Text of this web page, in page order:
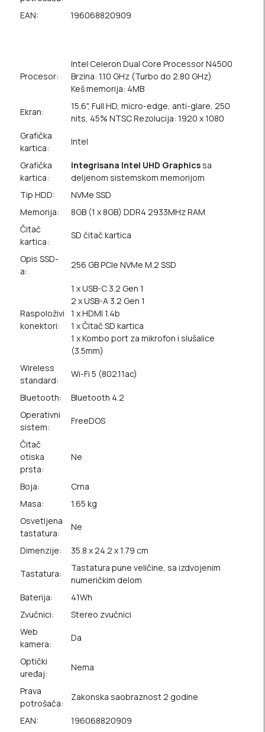
EAN:
196068820909
Procesor:
Intel Celeron Dual Core Processor N4500
Brzina: 1.10 GHz (Turbo do 2.80 GHz)
Keš memorija: 4MB
Ekran:
15.6", Full HD, micro-edge, anti-glare, 250
nits, 45% NTSC Rezolucija: 1920 x 1080
Grafička
kartica:
Intel
Grafička
kartica:
Integrisana Intel UHD Graphicssa
deljenom sistemskom memorijom
Tip HDD:
NVMe SSD
Memorija:
8GB (1 x 8GB) DDR4 2933MHz RAM
Čitač
kartica:
SD čitač kartica
Opis SSD-
a:
256 GB PCIe NVMe M.2 SSD
Raspoloživi
konektori:
1 x USB-C 3.2 Gen 1
2 x USB-A 3.2 Gen 1
1 x HDMI 1.4b
1 x Čitač SD kartica
1 x Kombo port za mikrofon i slušalice
(3.5mm)
Wireless
standard:
Wi-Fi 5 (802.11ac)
Bluetooth:
Bluetooth 4.2
Operativni
sistem:
FreeDOS
Čitač
otiska
prsta:
Ne
Boja:
Crna
Masa:
1.65 kg
Osvetljena
tastatura:
Ne
Dimenzije: 35.8 x 24.2 x 1.79 cm
Tastatura:
Tastatura pune veličine, sa izdvojenim
numeričkim delom
Baterija:
41Wh
Zvučnici:
Stereo zvučnici
Web
kamera:
Da
Optički
uređaj:
Nema
Prava
potrošača:
Zakonska saobraznost 2 godine
EAN: 196068820909